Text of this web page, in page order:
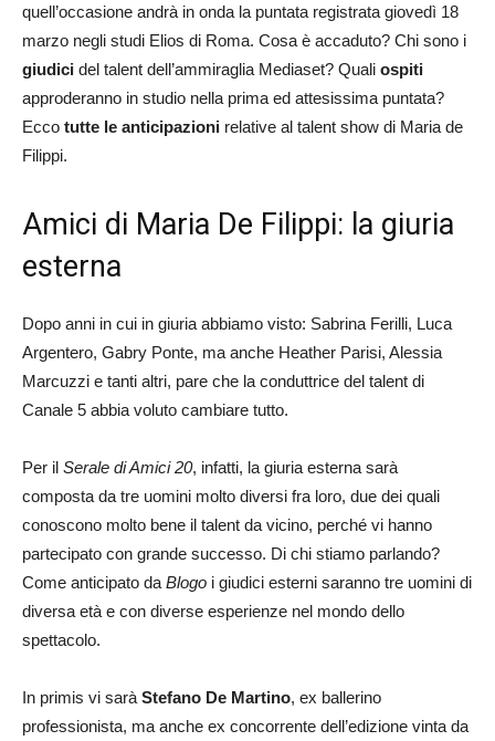
quell’occasione andrà in onda la puntata registrata giovedì 18
marzo negli studi Elios di Roma. Cosa è accaduto? Chi sono i
giudici del talent dell’ammiraglia Mediaset? Quali ospiti
approderanno in studio nella prima ed attesissima puntata?
Ecco tutte le anticipazioni relative al talent show di Maria de
Filippi.
Amici di Maria De Filippi: la giuria
esterna
Dopo anni in cui in giuria abbiamo visto: Sabrina Ferilli, Luca
Argentero, Gabry Ponte, ma anche Heather Parisi, Alessia
Marcuzzi e tanti altri, pare che la conduttrice del talent di
Canale 5 abbia voluto cambiare tutto.
Per il Serale di Amici 20, infatti, la giuria esterna sarà
composta da tre uomini molto diversi fra loro, due dei quali
conoscono molto bene il talent da vicino, perché vi hanno
partecipato con grande successo. Di chi stiamo parlando?
Come anticipato da Blogo i giudici esterni saranno tre uomini di
diversa età e con diverse esperienze nel mondo dello
spettacolo.
In primis vi sarà Stefano De Martino, ex ballerino
professionista, ma anche ex concorrente dell’edizione vinta da